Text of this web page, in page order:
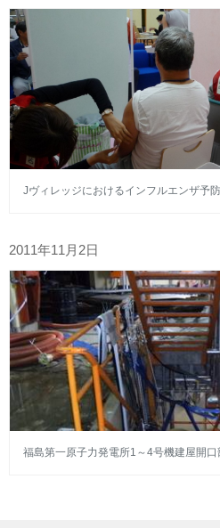
Jヴィレッジにおけるインフルエンザ予
2011年11月2日
福島第一原子力発電所1～4号機建屋開